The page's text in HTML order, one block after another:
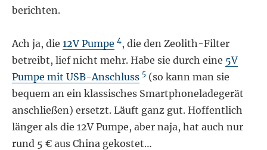
berichten.
Ach ja, die12V Pumpe 4, die den Zeolith-Filter
betreibt, lief nicht mehr. Habe sie durch eine 5V
Pumpe mit USB-Anschluss 5 (so kann man sie
bequem an ein klassisches Smartphoneladegerät
anschließen) ersetzt. Läuft ganz gut. Hoffentlich
länger als die 12V Pumpe, aber naja, hat auch nur
rund 5 € aus China gekostet…